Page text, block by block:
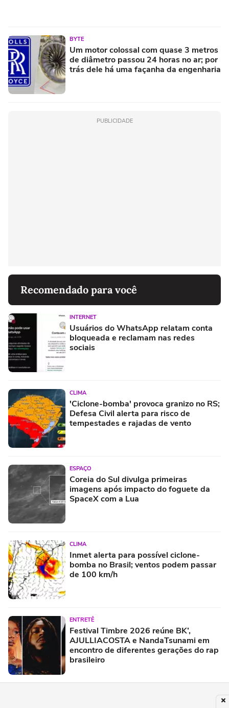
BYTE
Um motor colossal com quase 3 metros
de diâmetro passou 24 horas no ar; por
trás dele há uma façanha da engenharia
PUBLICIDADE
Recomendado para você
INTERNET
Usuários do WhatsApp relatam conta
bloqueada e reclamam nas redes
sociais
CLIMA
'Ciclone-bomba' provoca granizo no RS;
Defesa Civil alerta para risco de
tempestades e rajadas de vento
ESPAÇO
Coreia do Sul divulga primeiras
imagens após impacto do foguete da
SpaceX com a Lua
CLIMA
Inmet alerta para possível ciclone-
bomba no Brasil; ventos podem passar
de 100 km/h
ENTRETÊ
Festival Timbre 2026 reúne BK’,
AJULLIACOSTA e NandaTsunami em
encontro de diferentes gerações do rap
brasileiro